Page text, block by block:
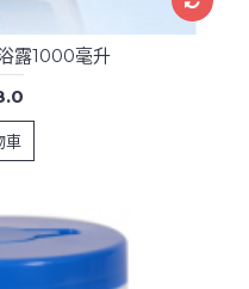
露1000毫升
車